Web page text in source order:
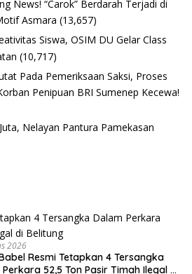
News! “Carok” Berdarah Terjadi di
Asmara (13,657)
Siswa, OSIM DU Gelar Class
(10,717)
Pada Pemeriksaan Saksi, Proses
Penipuan BRI Sumenep Kecewa!
Nelayan Pantura Pamekasan
2026
Resmi Tetapkan 4 Tersangka
52,5 Ton Pasir Timah Ilegal di